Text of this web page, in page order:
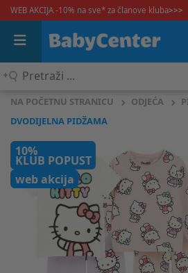
WEB AKCIJA -10% na sve* za članove kluba>>>
Pretraži
NA POČETNU STRANICU ODJEĆA
DVODIJELNA PIDŽAMA
10%
KLUB POPUST
web akcija